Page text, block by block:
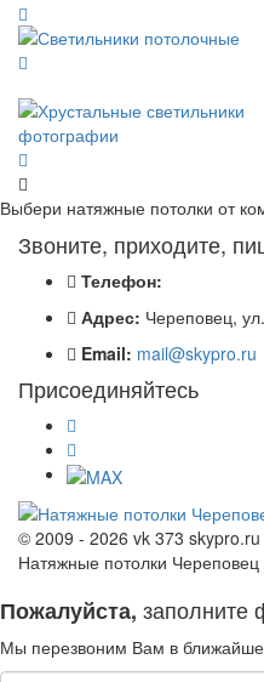
Выбери натяжные потолки от
Звоните, приходите,
Телефон:
Адрес: Череповец,
Email: mail@skypro.ru
Присоединяйтесь
© 2009 - 2026 vk 373 skypro.ru
Натяжные потолки Череповец
Пожалуйста, заполните
Мы перезвоним Вам в